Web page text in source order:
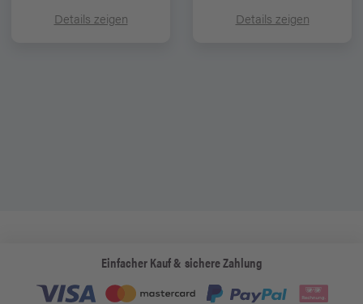
Details zeigen Details zeigen
Einfacher Kauf & sichere Zahlung